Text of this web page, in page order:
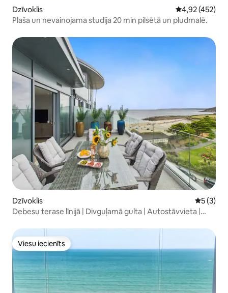
Dzīvoklis Vidējais
4,92 (452)
Plaša un nevainojama studija 20 min pilsētā un pludmalē.
Dzīvoklis Vidējais
5 (3)
Debesu terase līnijā | Divguļamā gulta | Autostāvvieta |
Viesu iecienīts
Viesu iecienīts